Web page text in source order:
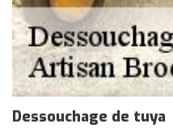
Dessouchage de tuya